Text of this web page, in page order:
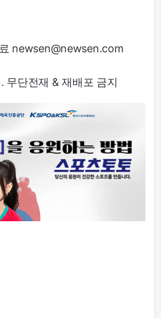
newsen@newsen.com
단전재 & 재배포 금지